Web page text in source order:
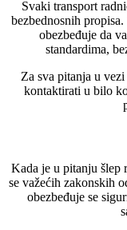
Svaki transport
bezbednosnih
obezbeđuje da
standardima,
Za sva pitanja u
kontaktirati u bilo
Kada je u pitanju šlep
se važećih zakonskih
obezbeđuje se